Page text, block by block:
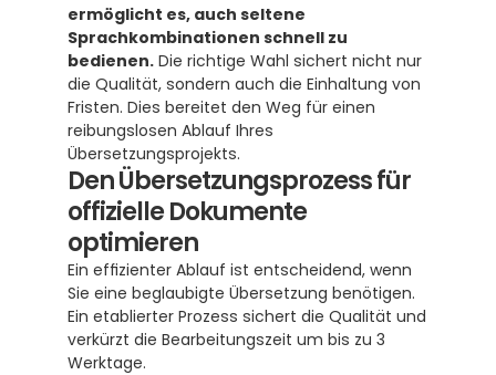
ermöglicht es, auch seltene
Sprachkombinationen schnell zu
bedienen. Die richtige Wahl sichert nicht nur
die Qualität, sondern auch die Einhaltung von
Fristen. Dies bereitet den Weg für einen
reibungslosen Ablauf Ihres
Übersetzungsprojekts.
Den Übersetzungsprozess für
offizielle Dokumente
optimieren
Ein effizienter Ablauf ist entscheidend, wenn
Sie eine beglaubigte Übersetzung benötigen.
Ein etablierter Prozess sichert die Qualität und
verkürzt die Bearbeitungszeit um bis zu 3
Werktage.